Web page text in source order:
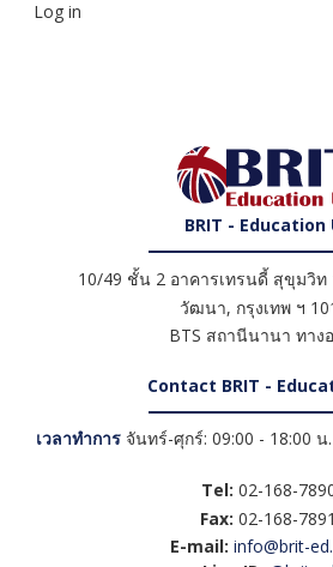
Log in
BRIT - Education
10/49 ชั้น 2 อาคารเทรนดี้ สุขุมวิท
วัฒนา, กรุงเทพ ฯ
BTS สถานีนานา ทาง
Contact BRIT -
เวลาทำการ จันทร์-ศุกร์: 09:00 - 18:00 น
Tel: 02-168-
Fax: 02-168-7891
E-mail: info@brit-